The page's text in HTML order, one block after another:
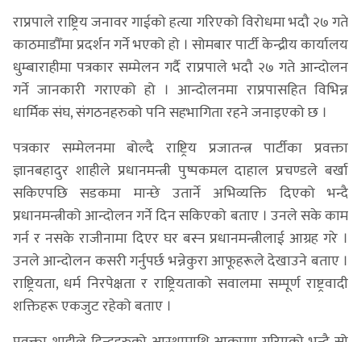
राप्रपाले राष्ट्रिय जनावर गाईको हत्या गरिएको विरोधमा भदौ २७ गते
काठमाडौँमा प्रदर्शन गर्ने भएको हो । सोमबार पार्टी केन्द्रीय कार्यालय
धुम्बाराहीमा पत्रकार सम्मेलन गर्दै राप्रपाले भदौ २७ गते आन्दोलन
गर्ने जानकारी गराएको हो । आन्दोलनमा राप्रपासहित विभिन्न
धार्मिक संघ, संगठनहरुको पनि सहभागिता रहने जनाइएको छ ।
पत्रकार सम्मेलनमा बोल्दै राष्ट्रिय प्रजातन्त्र पार्टीका प्रवक्ता
ज्ञानबहादुर शाहीले प्रधानमन्त्री पुष्पकमल दाहाल प्रचण्डले बर्खा
सकिएपछि सडकमा मान्छे उतार्ने अभिव्यक्ति दिएको भन्दै
प्रधानमन्त्रीको आन्दोलन गर्ने दिन सकिएको बताए । उनले सके काम
गर्न र नसके राजीनामा दिएर घर बस्न प्रधानमन्त्रीलाई आग्रह गरे ।
उनले आन्दोलन कसरी गर्नुपर्छ भन्नेकुरा आफूहरूले देखाउने बताए ।
राष्ट्रियता, धर्म निरपेक्षता र राष्ट्रियताको सवालमा सम्पूर्ण राष्ट्रवादी
शक्तिहरू एकजुट रहेको बताए ।